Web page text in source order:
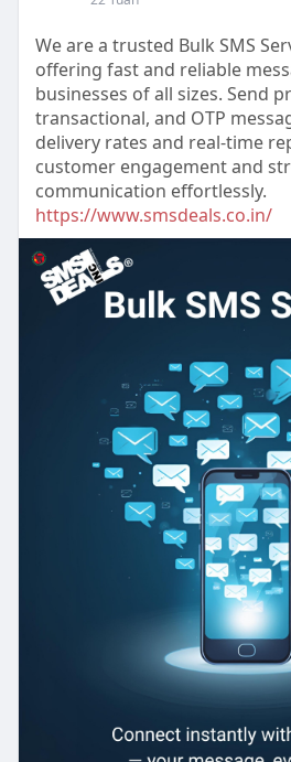
We are a trusted Bulk SMS
offering fast and reliable
businesses of all sizes. Send
transactional, and OTP
delivery rates and real-time
customer engagement and
communication effortlessly.
https://www.smsdeals.co.in/